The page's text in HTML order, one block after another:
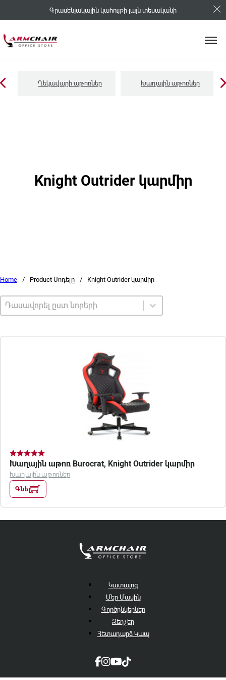
Գրասենյակային կահույքի լայն տեսականի
Ղեկավարի աթոռներ Խաղային աթոռներ
Knight Outrider կարմիր
Home / Product Մոդելը / Knight Outrider կարմիր
Sort by
Sort content
Խաղային աթոռ Burocrat, Knight Outrider կարմիր
Խաղային աթոռներ
Գնել
Կատալոգ
Մեր Մասին
Գործընկերներ
Զեղչեր
Հետադարձ Կապ